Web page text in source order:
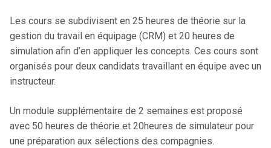
Les cours se subdivisent en 25 heures de théorie sur la
gestion du travail en équipage (CRM) et 20 heures de
simulation afin d’en appliquer les concepts. Ces cours sont
organisés pour deux candidats travaillant en équipe avec un
instructeur.
Un module supplémentaire de 2 semaines est proposé
avec 50 heures de théorie et 20heures de simulateur pour
une préparation aux sélections des compagnies.